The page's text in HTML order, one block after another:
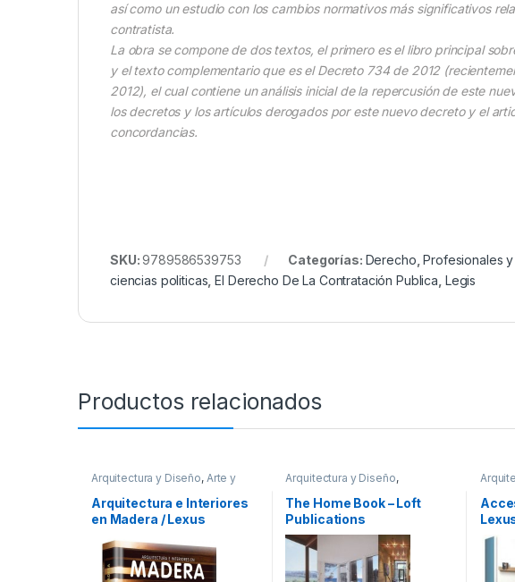
así como unestudio con los cambios normativos más significativos
contratista.
La obra se compone de dos textos, el primero es el libro principal
y el texto complementario que es el Decreto 734 de 2012
2012), el cual contiene un análisis inicial de la repercusión de este
losdecretos y los artículos derogados por este nuevo decreto y el
concordancias.
SKU:9789586539753 Categorías: Derecho ,Profesionales
ciencias politicas ,El Derecho De La Contratación Publica Legis
Productos relacionados
Arquitectura y Diseño, Arte y
Afines
Diseño
Profesionales y tecnicos
Arquitectura e Interiores
en Madera / Lexus
Arquitectura y Diseño,
Arquitectura y Urbanismo
Afines,Decoración,
Decoración
y Muebles,Diseño,
Hogar y
Manualidades,Ingeniería
Ingeniería Industrial,Interes
General
Profesionales y
tecnicos
The Home Book – Loft
Publications
y Afines